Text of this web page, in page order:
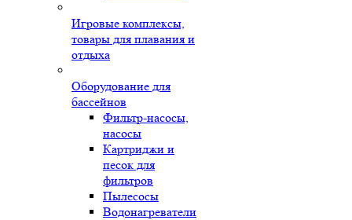
Игровые комплексы,
товары для плавания и
отдыха
Оборудование для
бассейнов
Фильтр-насосы,
насосы
Картриджи и
песок для
фильтров
Пылесосы
Водонагреватели